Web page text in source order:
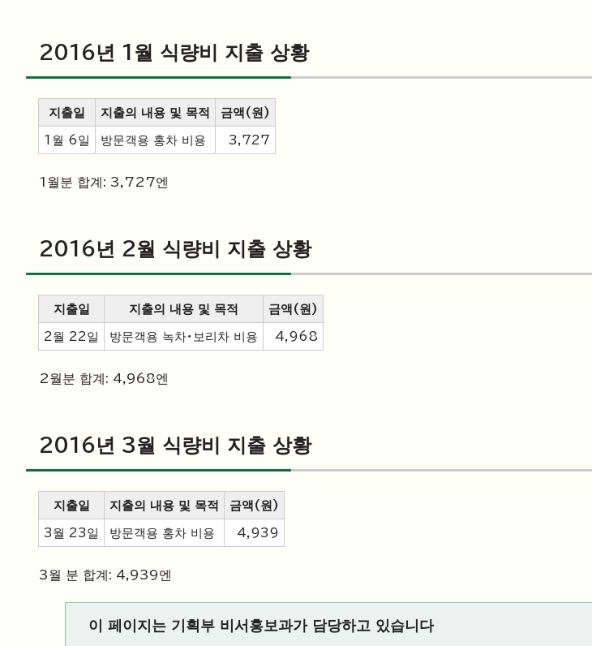
2016년 1월 식량비 지출 상황
지출일 지출의 내용 및 목적 금액(원)
1월 6일 방문객용 홍차 비용 3,727
1월분 합계: 3,727엔
2016년 2월 식량비 지출 상황
지출일 지출의 내용 및 목적 금액(원)
2월 22일 방문객용 녹차・보리차 비용 4,968
2월분 합계: 4,968엔
2016년 3월 식량비 지출 상황
지출일 지출의 내용 및 목적 금액(원)
3월 23일 방문객용 홍차 비용 4,939
3월 분 합계: 4,939엔
이 페이지는 기획부 비서홍보과가 담당하고 있습니다